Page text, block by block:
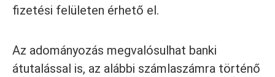
fizetési felületen érhető el.
Az adományozás megvalósulhat banki
átutalással is, az alábbi számlaszámra történő